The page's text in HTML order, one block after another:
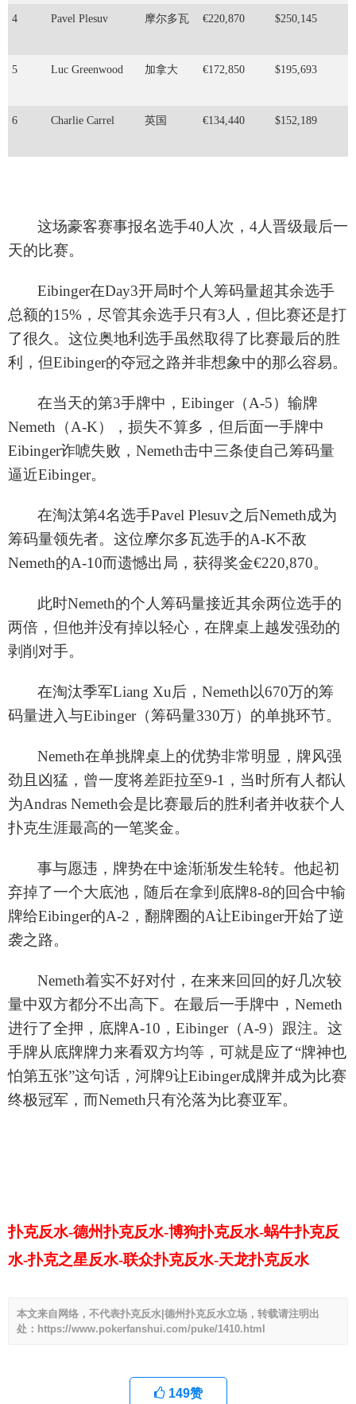
4 Pavel Plesuv 摩尔多瓦 €220,870 $250,145
5 Luc Greenwood 加拿大 €172,850 $195,693
6 Charlie Carrel 英国 €134,440 $152,189
这场豪客赛事报名选手40人次 ， 4人晋级最后一
天的比赛。
Eibinger在Day3开局时个人筹码量超其余选手
总额的15% ，尽管其余选手只有3人 ，但比赛还是打
了很久。这位奥地利选手虽然取得了比赛最后的胜
利，但Eibinger的夺冠之路并非想象中的那么容易。
在当天的第3手牌中 ， Eibinger（A-5）输牌
Nemeth（A-K），损失不算多，但后面一手牌中
Eibinger诈唬失败，Nemeth击中三条使自己筹码量
逼近Eibinger。
在淘汰第4名选手Pavel Plesuv之后Nemeth成为
筹码量领先者。这位摩尔多瓦选手的A-K不敌
Nemeth的A-10而遗憾出局 ，获得奖金€220,870。
此时Nemeth的个人筹码量接近其余两位选手的
两倍，但他并没有掉以轻心，在牌桌上越发强劲的
剥削对手。
在淘汰季军Liang Xu后，Nemeth以670万的筹
码量进入与Eibinger（筹码量330万）的单挑环节。
Nemeth在单挑牌桌上的优势非常明显，牌风强
劲且凶猛，曾一度将差距拉至9-1，当时所有人都认
为Andras Nemeth会是比赛最后的胜利者并收获个人
扑克生涯最高的一笔奖金。
事与愿违，牌势在中途渐渐发生轮转。他起初
弃掉了一个大底池，随后在拿到底牌8-8的回合中输
牌给Eibinger的A-2 ，翻牌圈的A让Eibinger开始了逆
袭之路。
Nemeth着实不好对付，在来来回回的好几次较
量中双方都分不出高下。在最后一手牌中，Nemeth
进行了全押，底牌A-10 ， Eibinger（A-9）跟注。这
手牌从底牌牌力来看双方均等，可就是应了“牌神也
怕第五张”这句话，河牌9让Eibinger成牌并成为比赛
终极冠军，而Nemeth只有沦落为比赛亚军。
扑克反水-德州扑克反水-博狗扑克反水-蜗牛扑克反
水-扑克之星反水-联众扑克反水-天龙扑克反水
本文来自网络，不代表扑克反水|德州扑克反水立场，转载请注明出
处：https://www.pokerfanshui.com/puke/1410.html
149赞